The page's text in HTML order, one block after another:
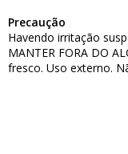
Precaução
Havendo irritação
MANTER FORA DO
fresco. Uso externo.